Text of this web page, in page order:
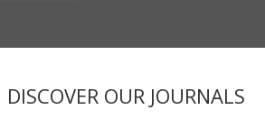
DISCOVER OUR JOURNALS